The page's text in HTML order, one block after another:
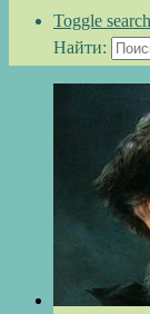
Toggle
Найти: